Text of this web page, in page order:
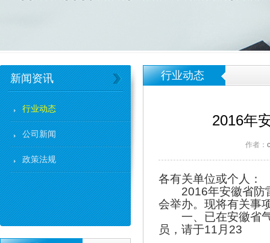
新闻资讯
行业动态
公司新闻
政策法规
行业动态
2016年
作者：
各有关单位或个人：
2016年安徽省防
会举办。现将有关事
一、已在安徽省
员，请于11月23